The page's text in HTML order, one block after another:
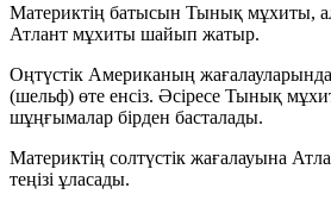
Материктің батысын Тынық мұхиты,
Атлант мұхиты шайып жатыр.
Оңтүстік Американың
(шельф) өте енсіз. Әсіресе Тынық
шұңғымалар бірден басталады.
Материктің солтүстік жағалауына
теңізі ұласады.